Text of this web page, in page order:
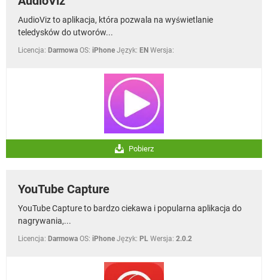
AudioViz to aplikacja, która pozwala na wyświetlanie
teledysków do utworów...
Licencja: Darmowa OS: iPhone Język: EN Wersja:
Pobierz
YouTube Capture
YouTube Capture to bardzo ciekawa i popularna aplikacja do
nagrywania,...
Licencja: Darmowa OS: iPhone Język: PL Wersja: 2.0.2